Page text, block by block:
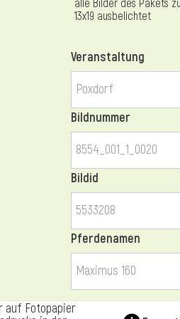
alle Bilder des Pakets
13x19 ausbelichtet
Veranstaltung
Bildnummer
Bildid
Pferdenamen
auf Fotopapier